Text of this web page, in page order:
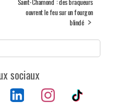
ouvrent le feu sur un fourgon
blindé
sociaux